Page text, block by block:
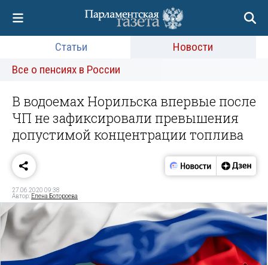
Статьи
Новости
Все о пенсиях в России
В водоемах Норильска впервые после
ЧП не зафиксировали превышения
допустимой концентрации топлива
27.06.2020 09:38
Автор: Елена Ботороева